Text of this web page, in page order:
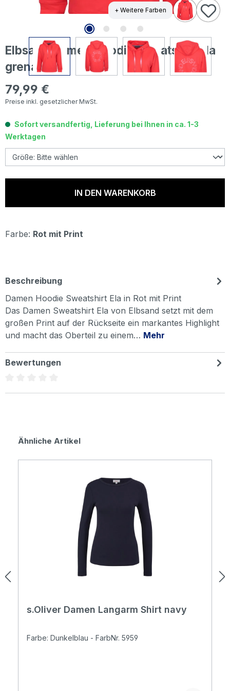
+ Weitere Farben
Elbsand Damen Hoodie Sweatshirt Ela
grenadine
Regulärer Preis:
79,99 €
Preise inkl. gesetzlicher MwSt.
Sofort versandfertig, Lieferung bei Ihnen in ca. 1-3
Werktagen
IN DEN WARENKORB
Farbe: Rot mit Print
Beschreibung
Damen Hoodie Sweatshirt Ela in Rot mit Print
Das Damen Sweatshirt Ela von Elbsand setzt mit dem
großen Print auf der Rückseite ein markantes Highlight
und macht das Oberteil zu einem… Mehr
Bewertungen
Produktgalerie überspringen
Ähnliche Artikel
s.Oliver Damen Langarm Shirt navy
Farbe: Dunkelblau - FarbNr. 5959